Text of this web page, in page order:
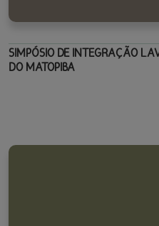
SIMPÓSIO DE INTEGRAÇÃO
DO MATOPIBA